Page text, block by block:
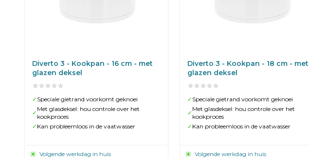
Diverto 3 - Kookpan - 16 cm - met
glazen deksel
✓ Speciale gietrand voorkomt geknoei
✓
Met glasdeksel: hou controle over het
kookproces
✓ Kan probleemloos in de vaatwasser
Volgende werkdag in huis
Diverto 3 - Kookpan - 18 cm - met
glazen deksel
✓ Speciale gietrand voorkomt geknoei
✓
Met glasdeksel: hou controle over het
kookproces
✓ Kan probleemloos in de vaatwasser
Volgende werkdag in huis